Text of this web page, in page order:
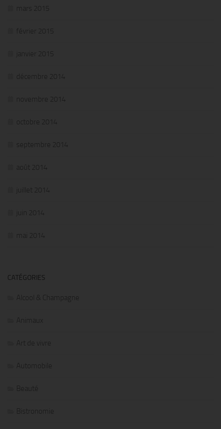
mars 2015
février 2015
janvier 2015
décembre 2014
novembre 2014
octobre 2014
septembre 2014
août 2014
juillet 2014
juin 2014
mai 2014
CATÉGORIES
Alcool & Champagne
Animaux
Art de vivre
Automobile
Beauté
Bistronomie